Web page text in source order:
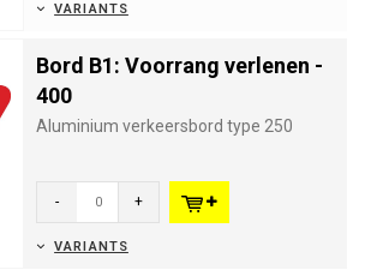
VARIANTS
Bord B1: Voorrang verlenen -
400
Aluminium verkeersbord type 250
- +
VARIANTS